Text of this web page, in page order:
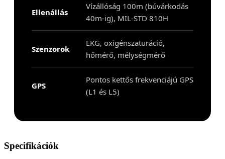
Ellenállás
Vízállóság 100m (búvárkodás
40m-ig), MIL-STD 810H
Szenzorok
EKG, oxigénszaturáció,
hőmérő, mélységmérő
GPS
Pontos kettős frekvenciájú GPS
(L1 és L5)
Specifikációk